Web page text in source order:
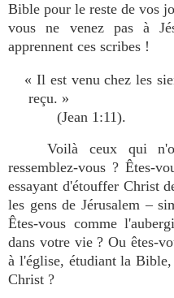
Bible pour le reste de vos
vous ne venez pas à
apprennent ces scribes !
« Il est venu chez les
reçu. »
(Jean 1:11).
Voilà ceux qui
ressemblez-vous ? Êtes-
essayant d'étouffer Christ
les gens de Jérusalem –
Êtes-vous comme
dans votre vie ? Ou êtes-
à l'église, étudiant la
Christ ?